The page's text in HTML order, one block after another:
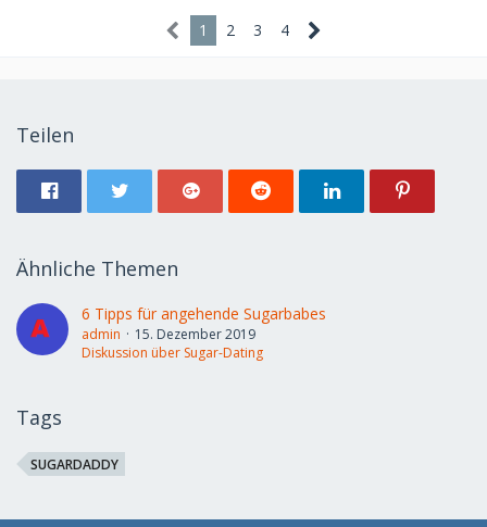
1 2 3 4
Teilen
Ähnliche Themen
6 Tipps für angehende Sugarbabes
admin
15. Dezember 2019
Diskussion über Sugar-Dating
Tags
SUGARDADDY